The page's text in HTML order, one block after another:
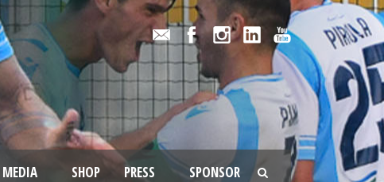
MEDIA SHOP PRESS SPONSOR